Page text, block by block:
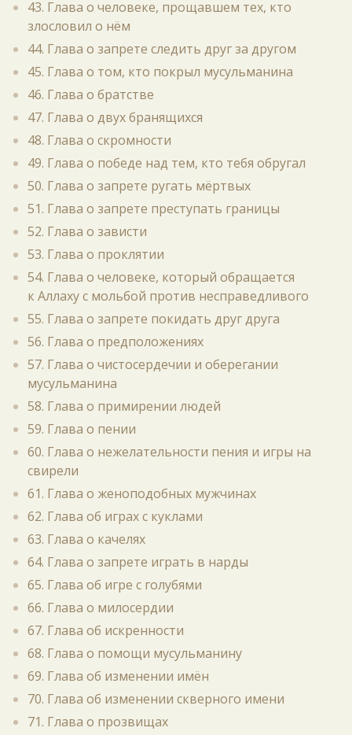
43. Глава о человеке, прощавшем тех, кто
злословил о нём
44. Глава о запрете следить друг за другом
45. Глава о том, кто покрыл мусульманина
46. Глава о братстве
47. Глава о двух бранящихся
48. Глава о скромности
49. Глава о победе над тем, кто тебя обругал
50. Глава о запрете ругать мёртвых
51. Глава о запрете преступать границы
52. Глава о зависти
53. Глава о проклятии
54. Глава о человеке, который обращается
к Аллаху с мольбой против несправедливого
55. Глава о запрете покидать друг друга
56. Глава о предположениях
57. Глава о чистосердечии и оберегании
мусульманина
58. Глава о примирении людей
59. Глава о пении
60. Глава о нежелательности пения и игры на
свирели
61. Глава о женоподобных мужчинах
62. Глава об играх с куклами
63. Глава о качелях
64. Глава о запрете играть в нарды
65. Глава об игре с голубями
66. Глава о милосердии
67. Глава об искренности
68. Глава о помощи мусульманину
69. Глава об изменении имён
70. Глава об изменении скверного имени
71. Глава о прозвищах